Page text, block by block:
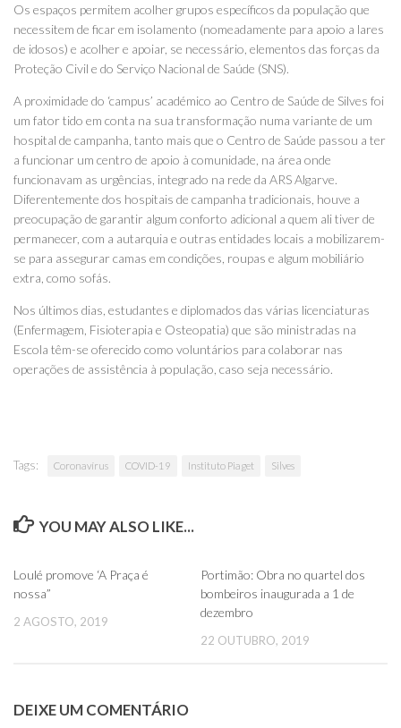
Os espaços permitem acolher grupos específicos da população que
necessitem de ficar em isolamento (nomeadamente para apoio a lares
de idosos) e acolher e apoiar, se necessário, elementos das forças da
Proteção Civil e do Serviço Nacional de Saúde (SNS).
A proximidade do ‘campus’ académico ao Centro de Saúde de Silves foi
um fator tido em conta na sua transformação numa variante de um
hospital de campanha, tanto mais que o Centro de Saúde passou a ter
a funcionar um centro de apoio à comunidade, na área onde
funcionavam as urgências, integrado na rede da ARS Algarve.
Diferentemente dos hospitais de campanha tradicionais, houve a
preocupação de garantir algum conforto adicional a quem ali tiver de
permanecer, com a autarquia e outras entidades locais a mobilizarem-
se para assegurar camas em condições, roupas e algum mobiliário
extra, como sofás.
Nos últimos dias, estudantes e diplomados das várias licenciaturas
(Enfermagem, Fisioterapia e Osteopatia) que são ministradas na
Escola têm-se oferecido como voluntários para colaborar nas
operações de assistência à população, caso seja necessário.
Tags: Coronavírus COVID-19 Instituto Piaget Silves
YOU MAY ALSO LIKE...
Loulé promove ‘A Praça é
nossa”
2 AGOSTO, 2019
Portimão: Obra no quartel dos
bombeiros inaugurada a 1 de
dezembro
22 OUTUBRO, 2019
DEIXE UM COMENTÁRIO